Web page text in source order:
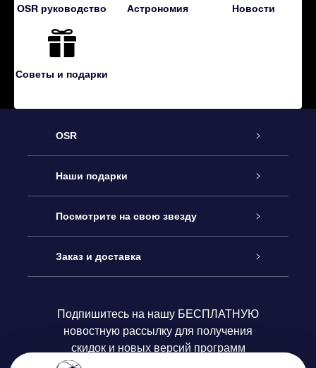
OSR руководство Астрономия Новости
Советы и подарки
OSR
Обслуживание
Как с нами связаться
Блог
Отзывы
Наши подарки
Онлайн подарок Online Star Gift
Подарочный набор OSR
Подарочная карта OSR
Посмотрите на свою звезду
Звездный реестр
Персонализированная страница Star Page
Заказ и доставка
Платежная информация
Подпишитесь на нашу БЕСПЛАТНУЮ
новостную рассылку для получения
скидок и новых версий программ